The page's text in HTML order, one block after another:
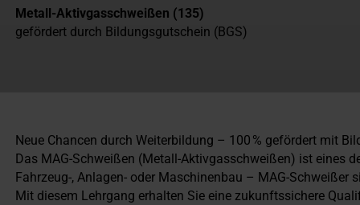
Metall-Aktivgasschweißen (135)
gefördert durch Bildungsgutschein (BGS)
Neue Chancen durch Weiterbildung – 100 % gefördert mit
Das MAG-Schweißen (Metall-Aktivgasschweißen) ist eines
Fahrzeug-, Anlagen- oder Maschinenbau – MAG-
Mit diesem Lehrgang erhalten Sie eine zukunftssichere